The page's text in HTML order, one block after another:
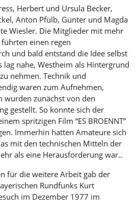
Herbert und Ursula Becker,
Anton Pfülb, Günter und Magda
Wiesler. Die Mitglieder mit mehr
einen regen
und bald entstand die Idee selbst
lag nahe, Westheim als Hintergrund
nehmen. Technik und
waren zum Aufnehmen,
wurden zunächst von den
gestellt. So konnte sich der
spritzigen Film “ES BROENNT”
Immerhin hatten Amateure sich
mit den technischen Mitteln der
als eine Herausforderung war..
für die weitere Arbeit gab der
Rundfunks Kurt
im Dezember 1977 im